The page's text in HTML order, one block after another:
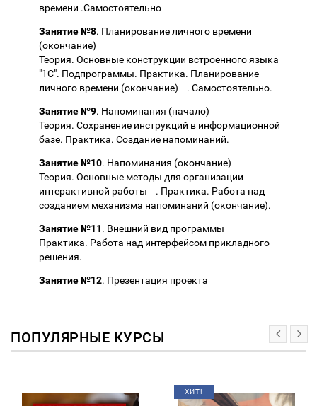
времени .Самостоятельно
Занятие №8. Планирование личного времени
(окончание)
Теория. Основные конструкции встроенного языка
"1С". Подпрограммы. Практика. Планирование
личного времени (окончание) . Самостоятельно.
Занятие №9. Напоминания (начало)
Теория. Сохранение инструкций в информационной
базе. Практика. Создание напоминаний.
Занятие №10. Напоминания (окончание)
Теория. Основные методы для организации
интерактивной работы . Практика. Работа над
созданием механизма напоминаний (окончание).
Занятие №11. Внешний вид программы
Практика. Работа над интерфейсом прикладного
решения.
Занятие №12. Презентация проекта
ПОПУЛЯРНЫЕ КУРСЫ
ХИТ!